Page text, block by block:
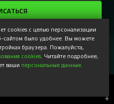
получать наши
специальные предложения,
Ознакомьтесь с нашей
+
cookies с целью персонализации
сайтом было удобнее. Вы можете
браузера. Пожалуйста,
cookies . Читайте подробнее,
ваши персональные данные